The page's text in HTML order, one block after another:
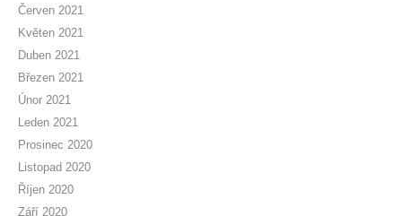
Červen 2021
Květen 2021
Duben 2021
Březen 2021
Únor 2021
Leden 2021
Prosinec 2020
Listopad 2020
Říjen 2020
Září 2020